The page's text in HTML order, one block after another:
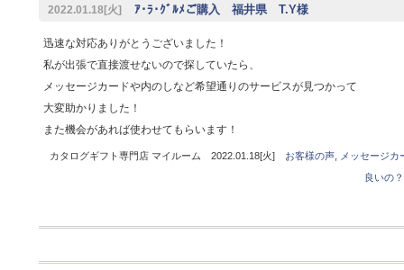
2022.01.18[火] ｱ･ﾗ･ｸﾞﾙﾒご購入 福井県 T.Y様
迅速な対応ありがとうございました！
私が出張で直接渡せないので探していたら、
メッセージカードや内のしなど希望通りのサービスが見つかって
大変助かりました！
また機会があれば使わせてもらいます！
カタログギフト専門店 マイルーム 2022.01.18[火] お客様の声,
メッセージ
良いの？